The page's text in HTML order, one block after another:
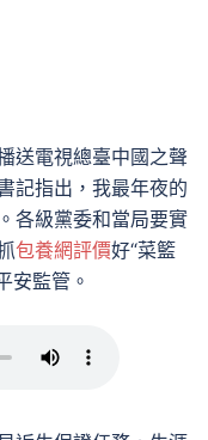
送電視總臺中國之聲
記指出，我最年夜的
各級黨委和當局要實
包養網評價好“菜籃
安監管。